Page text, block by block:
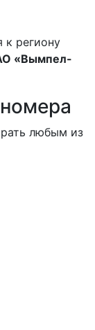
к региону
«Вымпел-
любым из